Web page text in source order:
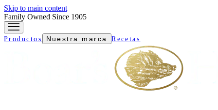
Skip to main content
Family Owned Since 1905
Productos Nuestra marca Recetas